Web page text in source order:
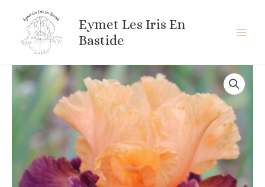
contenu
Eymet Les Iris En
Bastide